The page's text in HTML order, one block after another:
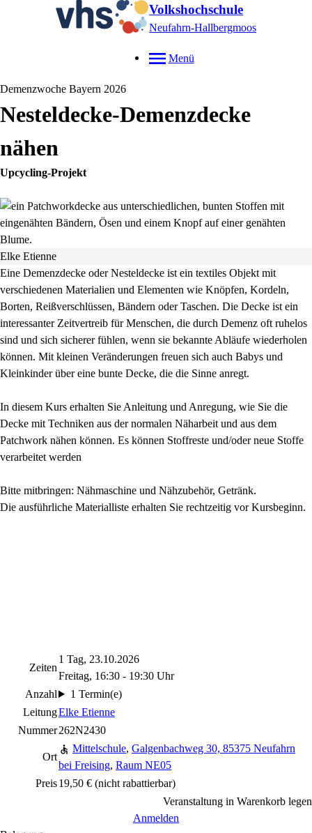
Volkshochschule
Neufahrn-Hallbergmoos
Menü
Demenzwoche Bayern 2026
Nesteldecke-Demenzdecke
nähen
Upcycling-Projekt
Elke Etienne
Eine Demenzdecke oder Nesteldecke ist ein textiles Objekt mit
verschiedenen Materialien und Elementen wie Knöpfen, Kordeln,
Borten, Reißverschlüssen, Bändern oder Taschen. Die Decke ist ein
interessanter Zeitvertreib für Menschen, die durch Demenz oft ruhelos
sind und sich sicherer fühlen, wenn sie bekannte Abläufe wiederholen
können. Mit kleinen Veränderungen freuen sich auch Babys und
Kleinkinder über eine bunte Decke, die die Sinne anregt.
In diesem Kurs erhalten Sie Anleitung und Anregung, wie Sie die
Decke mit Techniken aus der normalen Näharbeit und aus dem
Patchwork nähen können. Es können Stoffreste und/oder neue Stoffe
verarbeitet werden
Bitte mitbringen: Nähmaschine und Nähzubehör, Getränk.
Die ausführliche Materialliste erhalten Sie rechtzeitig vor Kursbeginn.
Zeiten
1 Tag, 23.10.2026
Freitag, 16:30 - 19:30 Uhr
Anzahl
1 Termin(e)
LeitungElke Etienne
Nummer262N2430
Ort
Mittelschule, Galgenbachweg 30, 85375 Neufahrn
bei Freising, Raum NE05
Preis19,50 € (nicht rabattierbar)
Veranstaltung in Warenkorb legen
Anmelden